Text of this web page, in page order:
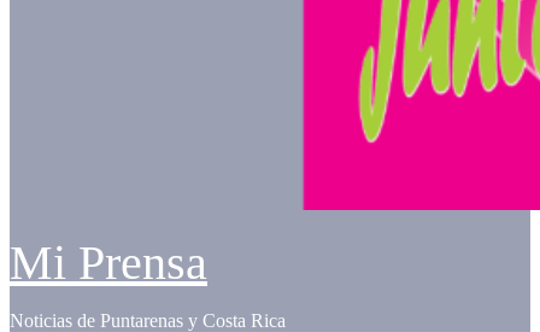
Mi Prensa
Noticias de Puntarenas y Costa Rica